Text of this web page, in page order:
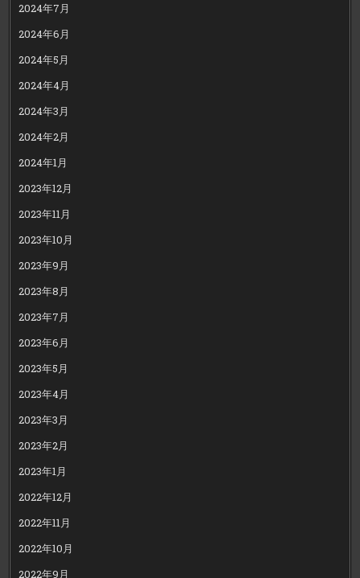
2024年7月
2024年6月
2024年5月
2024年4月
2024年3月
2024年2月
2024年1月
2023年12月
2023年11月
2023年10月
2023年9月
2023年8月
2023年7月
2023年6月
2023年5月
2023年4月
2023年3月
2023年2月
2023年1月
2022年12月
2022年11月
2022年10月
2022年9月